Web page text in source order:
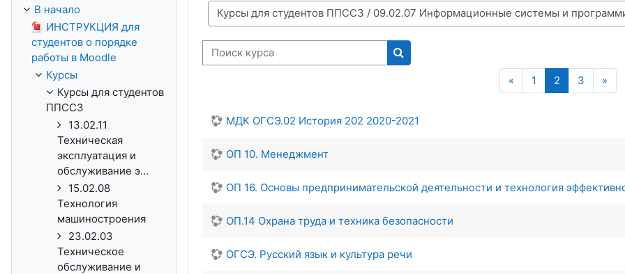
Поиск курса
Поиск курса
«Предыдущая страница
1 Страница 1
2Страница 2
3 »
МДК ОГСЭ.02 История 202 2020-2021
ОП 10. Менеджмент
ОП 16. Основы предпринимательской деятельности и технология
ОП.14 Охрана труда и техника безопасности
ОГСЭ. Русский язык и культура речи
В начало
ИНСТРУКЦИЯ для
студентов о порядке
работы в Moodle
Курсы
Курсы для студентов
ППССЗ
13.02.11
Техническая
эксплуатация и
обслуживание э...
15.02.08
Технология
машиностроения
23.02.03
Техническое
обслуживание и